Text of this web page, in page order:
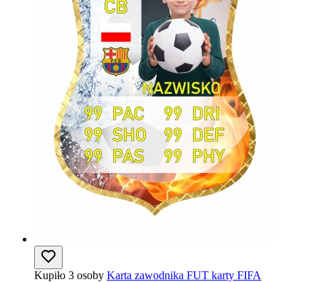
Kupiło 3 osoby Karta zawodnika FUT karty FIFA